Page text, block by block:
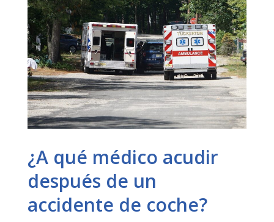
¿A qué médico acudir
después de un
accidente de coche?